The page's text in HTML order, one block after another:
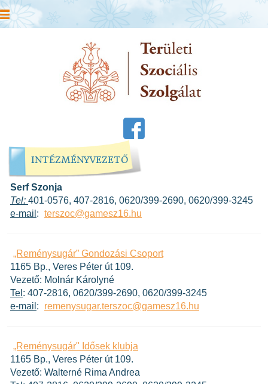
INTÉZMÉNYVEZETŐ
Serf Szonja
Tel: 401-0576, 407-2816, 0620/399-2690, 0620/399-3245
e-mail : terszoc@gamesz16.hu
„Reménysugár” Gondozási Csoport
1165 Bp., Veres Péter út 109.
Vezető: Molnár Károlyné
Tel : 407-2816, 0620/399-2690, 0620/399-3245
e-mail : remenysugar.terszoc@gamesz16.hu
„Reménysugár" Idősek klubja
1165 Bp., Veres Péter út 109.
Vezető: Walterné Rima Andrea